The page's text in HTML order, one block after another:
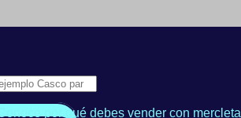
Conoce por qué debes vender con mercleta